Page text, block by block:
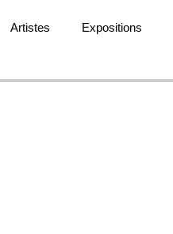
Artistes Expositions